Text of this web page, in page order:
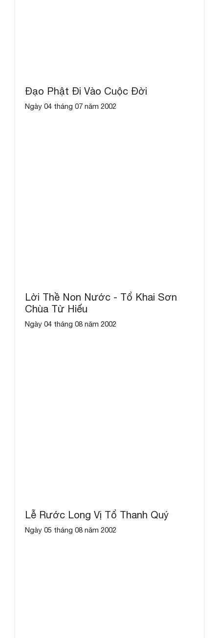
Đạo Phật Đi Vào Cuộc Đời
Ngày 04 tháng 07 năm 2002
Lời Thề Non Nước - Tổ Khai Sơn
Chùa Từ Hiếu
Ngày 04 tháng 08 năm 2002
Lễ Rước Long Vị Tổ Thanh Quý
Ngày 05 tháng 08 năm 2002